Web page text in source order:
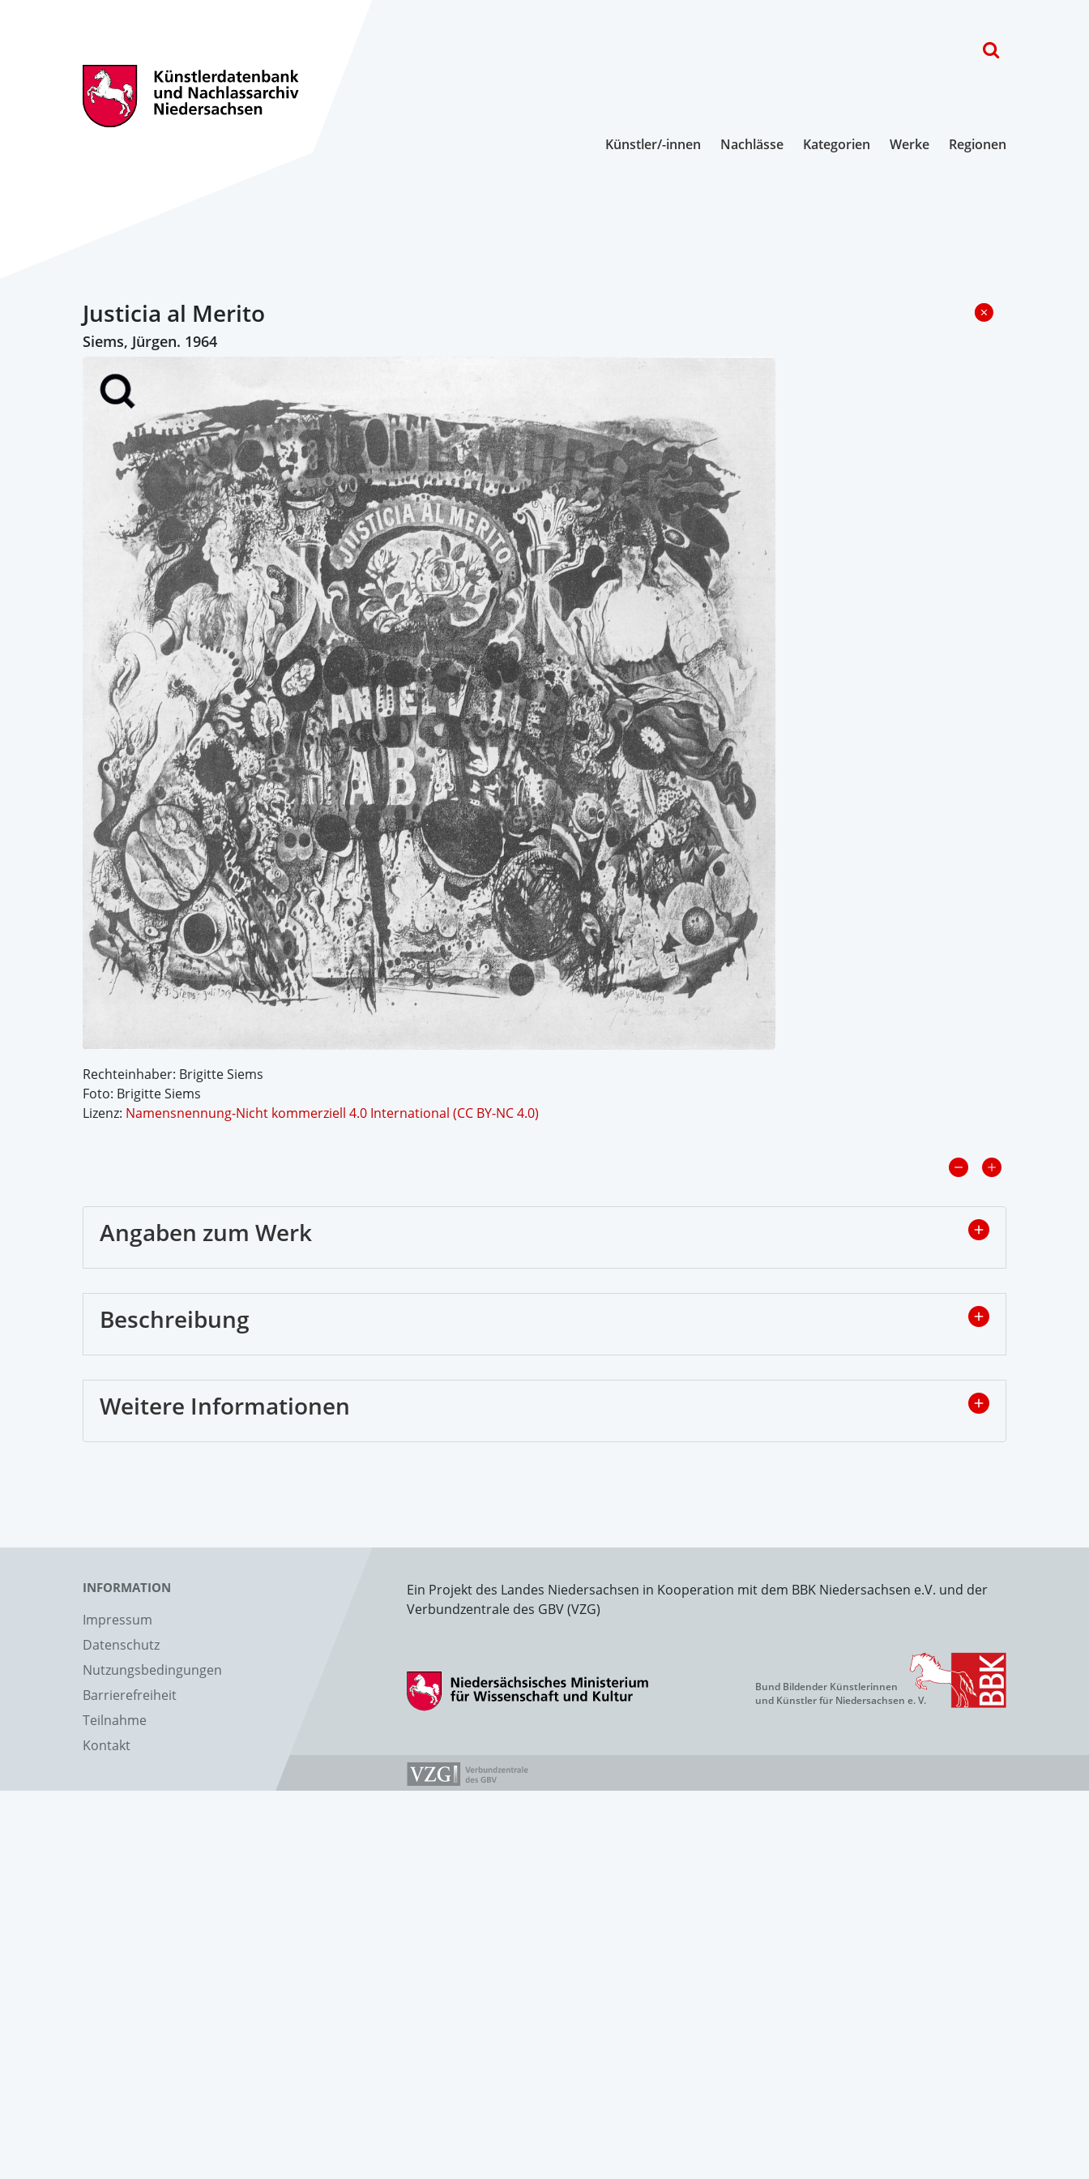
Künstler/-innen Nachlässe Kategorien Werke Regionen
Justicia al Merito
Siems, Jürgen. 1964
Rechteinhaber: Brigitte Siems
Foto: Brigitte Siems
Lizenz: Namensnennung-Nicht kommerziell 4.0 International (CC BY-NC 4.0)
Angaben zum Werk
Beschreibung
Weitere Informationen
INFORMATION
Impressum
Datenschutz
Nutzungsbedingungen
Barrierefreiheit
Teilnahme
Kontakt
Ein Projekt des Landes Niedersachsen in Kooperation mit dem BBK Niedersachsen e.V. und der
Verbundzentrale des GBV (VZG)
Bund Bildender Künstlerinnen
und Künstler für Niedersachsen e. V.